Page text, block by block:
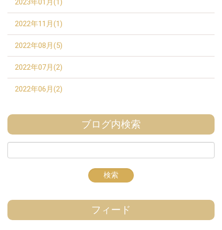
2023年01月(1)
2022年11月(1)
2022年08月(5)
2022年07月(2)
2022年06月(2)
ブログ内検索
フィード